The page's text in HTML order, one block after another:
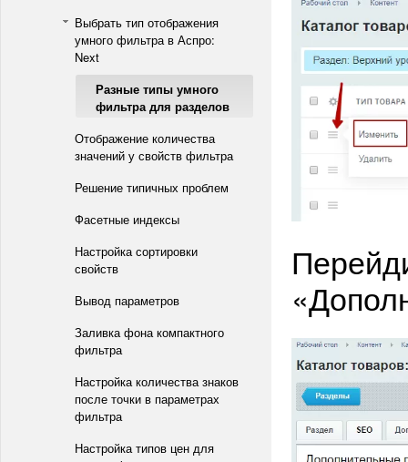
Выбрать тип отображения
умного фильтра в Аспро:
Next
Разные типы умного
фильтра для разделов
Отображение количества
значений у свойств фильтра
Решение типичных проблем
Фасетные индексы
Настройка сортировки
свойств
Вывод параметров
Заливка фона компактного
фильтра
Настройка количества знаков
после точки в параметрах
фильтра
Настройка типов цен для